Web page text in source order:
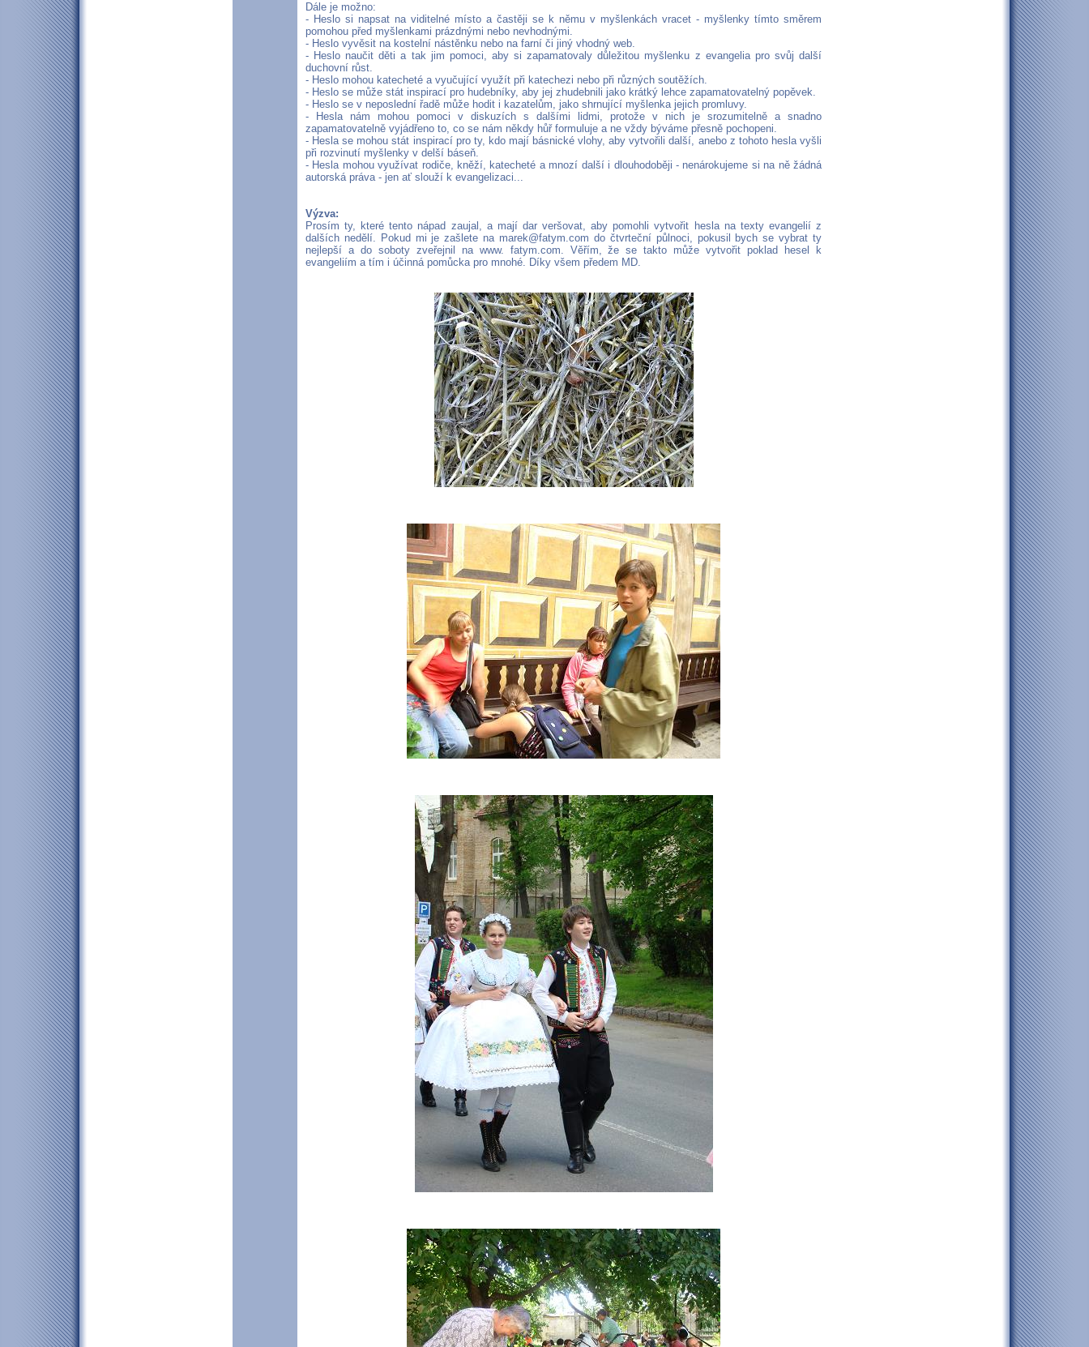
Dále je možno:
- Heslo si napsat na viditelné místo a častěji se k němu v myšlenkách vracet - myšlenky tímto směrem
pomohou před myšlenkami prázdnými nebo nevhodnými.
- Heslo vyvěsit na kostelní nástěnku nebo na farní či jiný vhodný web.
- Heslo naučit děti a tak jim pomoci, aby si zapamatovaly důležitou myšlenku z evangelia pro svůj další
duchovní růst.
- Heslo mohou katecheté a vyučující využít při katechezi nebo při různých soutěžích.
- Heslo se může stát inspirací pro hudebníky, aby jej zhudebnili jako krátký lehce zapamatovatelný popěvek.
- Heslo se v neposlední řadě může hodit i kazatelům, jako shrnující myšlenka jejich promluvy.
- Hesla nám mohou pomoci v diskuzích s dalšími lidmi, protože v nich je srozumitelně a snadno
zapamatovatelně vyjádřeno to, co se nám někdy hůř formuluje a ne vždy býváme přesně pochopeni.
- Hesla se mohou stát inspirací pro ty, kdo mají básnické vlohy, aby vytvořili další, anebo z tohoto hesla vyšli
při rozvinutí myšlenky v delší báseň.
- Hesla mohou využívat rodiče, kněží, katecheté a mnozí další i dlouhodoběji - nenárokujeme si na ně žádná
autorská práva - jen ať slouží k evangelizaci...
Výzva:
Prosím ty, které tento nápad zaujal, a mají dar veršovat, aby pomohli vytvořit hesla na texty evangelií z
dalších nedělí. Pokud mi je zašlete na marek@fatym.com do čtvrteční půlnoci, pokusil bych se vybrat ty
nejlepší a do soboty zveřejnil na www. fatym.com. Věřím, že se takto může vytvořit poklad hesel k
evangeliím a tím i účinná pomůcka pro mnohé. Díky všem předem MD.